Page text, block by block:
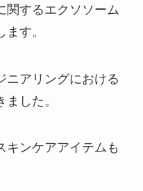
関するエクソソーム
す。
ニアリングにおける
した。
キンケアアイテムも